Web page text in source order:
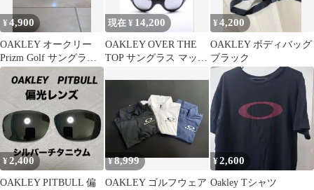
¥4,900
OAKLEY オークリー
Prizm Golf サングラス
オレンジレンズ
現在 ¥ 14,200
OAKLEY OVER THE
TOP サングラス マット
¥4,200
OAKLEY ボディバッグ
ブラック
¥2,400
OAKLEY PITBULL 偏
¥8,999
OAKLEY ゴルフウェア
¥2,600
Oakley Tシャツ